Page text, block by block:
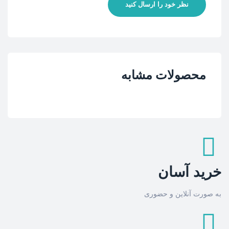
نظر خود را ارسال کنید
محصولات مشابه
خرید آسان
به صورت آنلاین و حضوری